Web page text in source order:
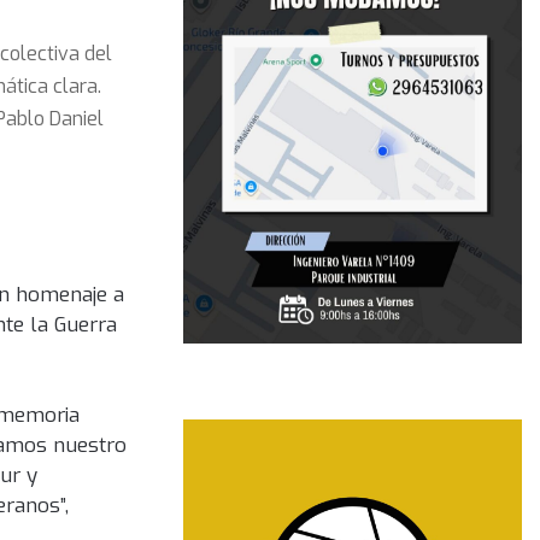
del
clara.
Daniel
homenaje a
la Guerra
nuestro
y